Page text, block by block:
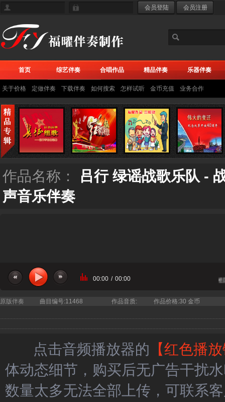
首页 综艺伴奏 合唱作品 精品伴奏 乐器伴奏
关于价格 定做伴奏 下载伴奏 如何搜索 怎样试听 金币充值 业务合作
作品名称：
吕行 绿谣战歌乐队 -
声音乐伴奏
当前曲目：吕行 绿谣战歌乐队 - 战士与祖
00:00 / 00:00
原版伴奏 曲目编号:11468 作品音质: 作品价格:30 金币
点击音频播放器的 【红色播
体动态细节，购买后无广告干扰
数量太多无法全部上传，可联系